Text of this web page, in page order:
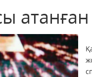
атанған